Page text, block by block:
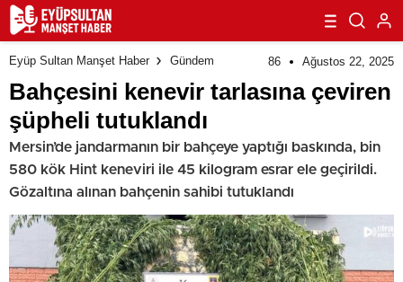
Eyüp Sultan Manşet Haber Gündem 86 Ağustos 22, 2025
Bahçesini kenevir tarlasına çeviren
şüpheli tutuklandı
Mersin’de jandarmanın bir bahçeye yaptığı baskında, bin
580 kök Hint keneviri ile 45 kilogram esrar ele geçirildi.
Gözaltına alınan bahçenin sahibi tutuklandı